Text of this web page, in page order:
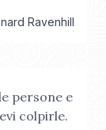
Ravenhill
persone e
colpirle.